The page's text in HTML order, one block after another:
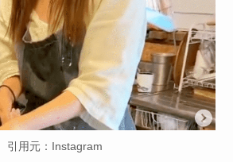
引用元：Instagram